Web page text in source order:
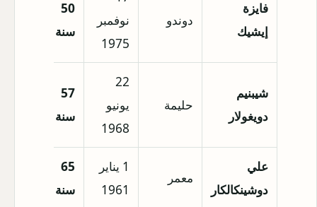
فايزة
إيشيك
دوندو
نوفمبر
1975
50
سنة
شيبنيم
دويغولار
حليمة
22
يونيو
1968
57
سنة
علي
دوشينكالكار
معمر
1 يناير
1961
65
سنة